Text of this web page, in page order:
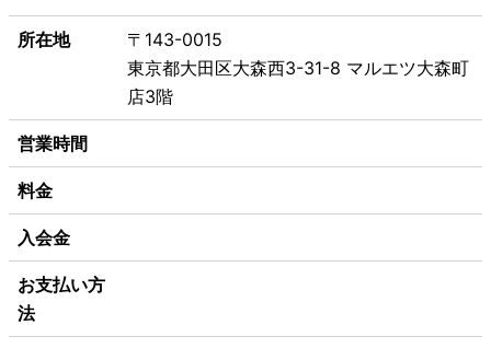
所在地
〒143-0015
東京都大田区大森西3-31-8 マルエツ大森町
店3階
営業時間
料金
入会金
お支払い方
法